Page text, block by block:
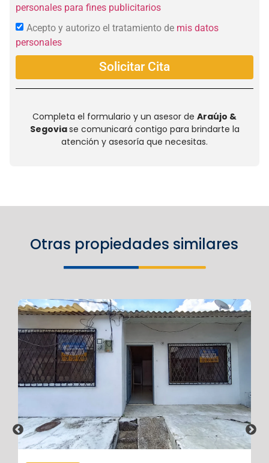
personales para fines publicitarios
Acepto y autorizo el tratamiento de mis datos
personales
Solicitar Cita
Completa el formulario y un asesor de Araújo &
Segoviase comunicará contigo para brindarte la
atención y asesoría que necesitas.
Otras propiedades similares